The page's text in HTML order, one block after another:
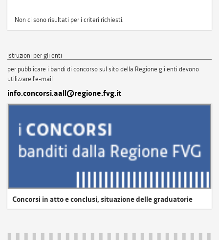
Non ci sono risultati per i criteri richiesti.
istruzioni per gli enti
per pubblicare i bandi di concorso sul sito della Regione gli enti devono
utilizzare l'e-mail
info.concorsi.aall@regione.fvg.it
Concorsi in atto e conclusi, situazione delle graduatorie